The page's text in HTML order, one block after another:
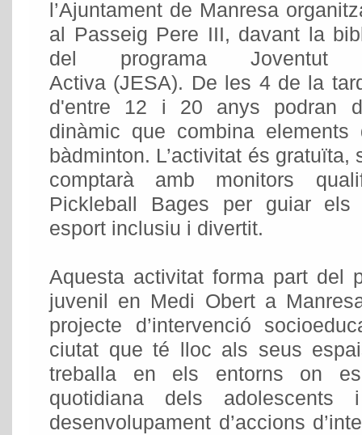
l’Ajuntament de Manresa
al Passeig Pere III, davant la
del programa Joventut
Activa (JESA). De les 4 de la
d'entre 12 i 20 anys podran
dinàmic que combina
bàdminton. L’activitat és
comptarà amb monitors
Pickleball Bages per guiar els
esport inclusiu i divertit.
Aquesta activitat forma part del
juvenil en Medi Obert a
projecte d’intervenció
ciutat que té lloc als seus
treballa en els entorns on
quotidiana dels
desenvolupament d’accions